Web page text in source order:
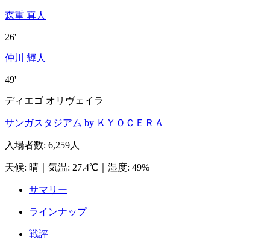
森重 真人
26'
仲川 輝人
49'
ディエゴ オリヴェイラ
サンガスタジアム by ＫＹＯＣＥＲＡ
入場者数: 6,259人
天候: 晴 気温: 27.4℃ 湿度: 49%
サマリー
ラインナップ
戦評